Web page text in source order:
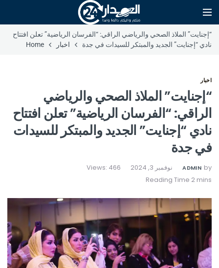
“إجنايت” الملاذ الصحي والرياضي الراقي: “الفرسان الرياضية” تعلن افتتاح
نادي “إجنايت” الجديد والمبتكر للسيدات في جدة
اخبار Home
اخبار
“إجنايت” الملاذ الصحي والرياضي
الراقي: “الفرسان الرياضية” تعلن افتتاح
نادي “إجنايت” الجديد والمبتكر للسيدات
في جدة
by
ADMIN نوفمبر 3, 2024 Views: 466